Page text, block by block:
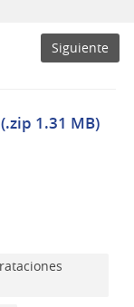
Siguiente
1.31 MB)